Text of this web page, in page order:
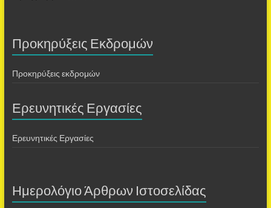
Προκηρύξεις Εκδρομών
Προκηρύξεις εκδρομών
Ερευνητικές Εργασίες
Ερευνητικές Εργασίες
Ημερολόγιο Άρθρων Ιστοσελίδας